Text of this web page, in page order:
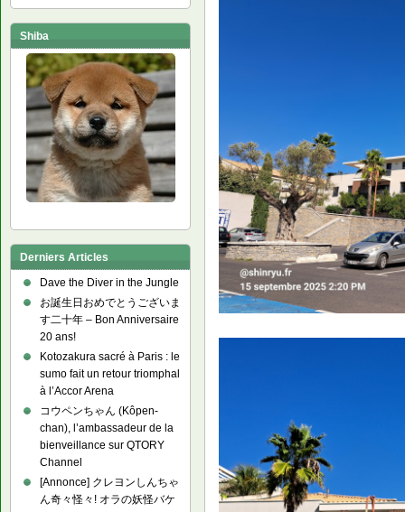
Shiba
Derniers Articles
Dave the Diver in the Jungle
お誕生日おめでとうございま
す二十年 – Bon Anniversaire
20 ans!
Kotozakura sacré à Paris : le
sumo fait un retour triomphal
à l’Accor Arena
コウペンちゃん (Kôpen-
chan), l’ambassadeur de la
bienveillance sur QTORY
Channel
[Annonce] クレヨンしんちゃ
ん奇々怪々! オラの妖怪バケ